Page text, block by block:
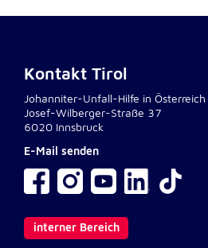
Kontakt Tirol
Johanniter-Unfall-Hilfe in Österreich
Josef-Wilberger-Straße 37
6020 Innsbruck
E-Mail senden
interner Bereich
Statistik Cookies erfassen
Name:
_ga, _gid, _gac_gb_
Anbieter:
Google LLC
Erhebung von Statistiken